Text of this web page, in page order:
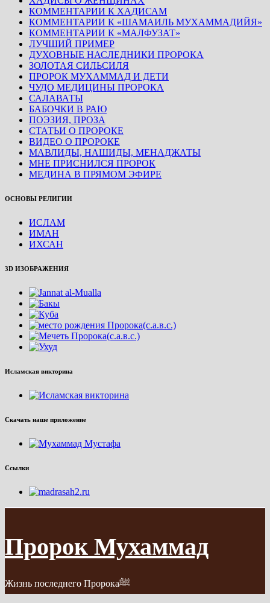
КОММЕНТАРИИ К ХАДИСАМ
КОММЕНТАРИИ К «ШАМАИЛЬ МУХАММАДИЙЯ»
КОММЕНТАРИИ К «МАЛФУЗАТ»
ЛУЧШИЙ ПРИМЕР
ДУХОВНЫЕ НАСЛЕДНИКИ ПРОРОКА
ЗОЛОТАЯ СИЛЬСИЛЯ
ПРОРОК МУХАММАД И ДЕТИ
ЧУДО МЕДИЦИНЫ ПРОРОКА
САЛАВАТЫ
БАБОЧКИ В РАЮ
ПОЭЗИЯ, ПРОЗА
СТАТЬИ О ПРОРОКЕ
ВИДЕО О ПРОРОКЕ
МАВЛИДЫ, НАШИДЫ, МЕНАДЖАТЫ
МНЕ ПРИСНИЛСЯ ПРОРОК
МЕДИНА В ПРЯМОМ ЭФИРЕ
ОСНОВЫ РЕЛИГИИ
ИСЛАМ
ИМАН
ИХСАН
3D ИЗОБРАЖЕНИЯ
Исламская викторина
Скачать наше приложение
Ссылки
Пророк Мухаммад
Жизнь последнего Пророкаﷺ